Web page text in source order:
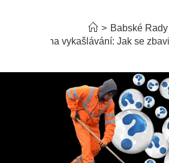
> Babské Rady
rady na vykašlávání: Jak se